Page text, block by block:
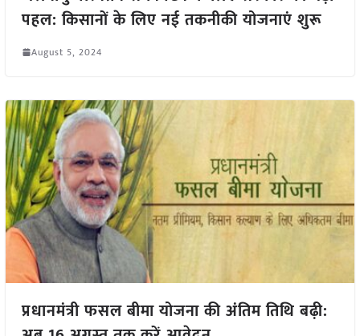
पहल: किसानों के लिए नई तकनीकी योजनाएं शुरू
August 5, 2024
प्रधानमंत्री फसल बीमा योजना की अंतिम तिथि बढ़ी: